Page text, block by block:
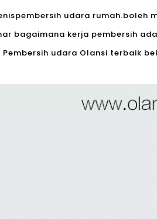
pembersih udara rumah.boleh
bagaimana kerja pembersih
udara Olansi terbaik